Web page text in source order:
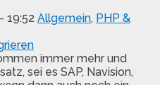
19:52 Allgemein, PHP &
immer mehr und
sei es SAP, Navision,